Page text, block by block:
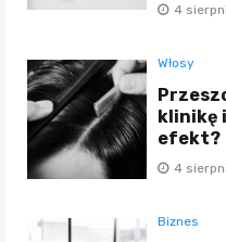
4
Włosy
klinikę
efekt?
4
Biznes